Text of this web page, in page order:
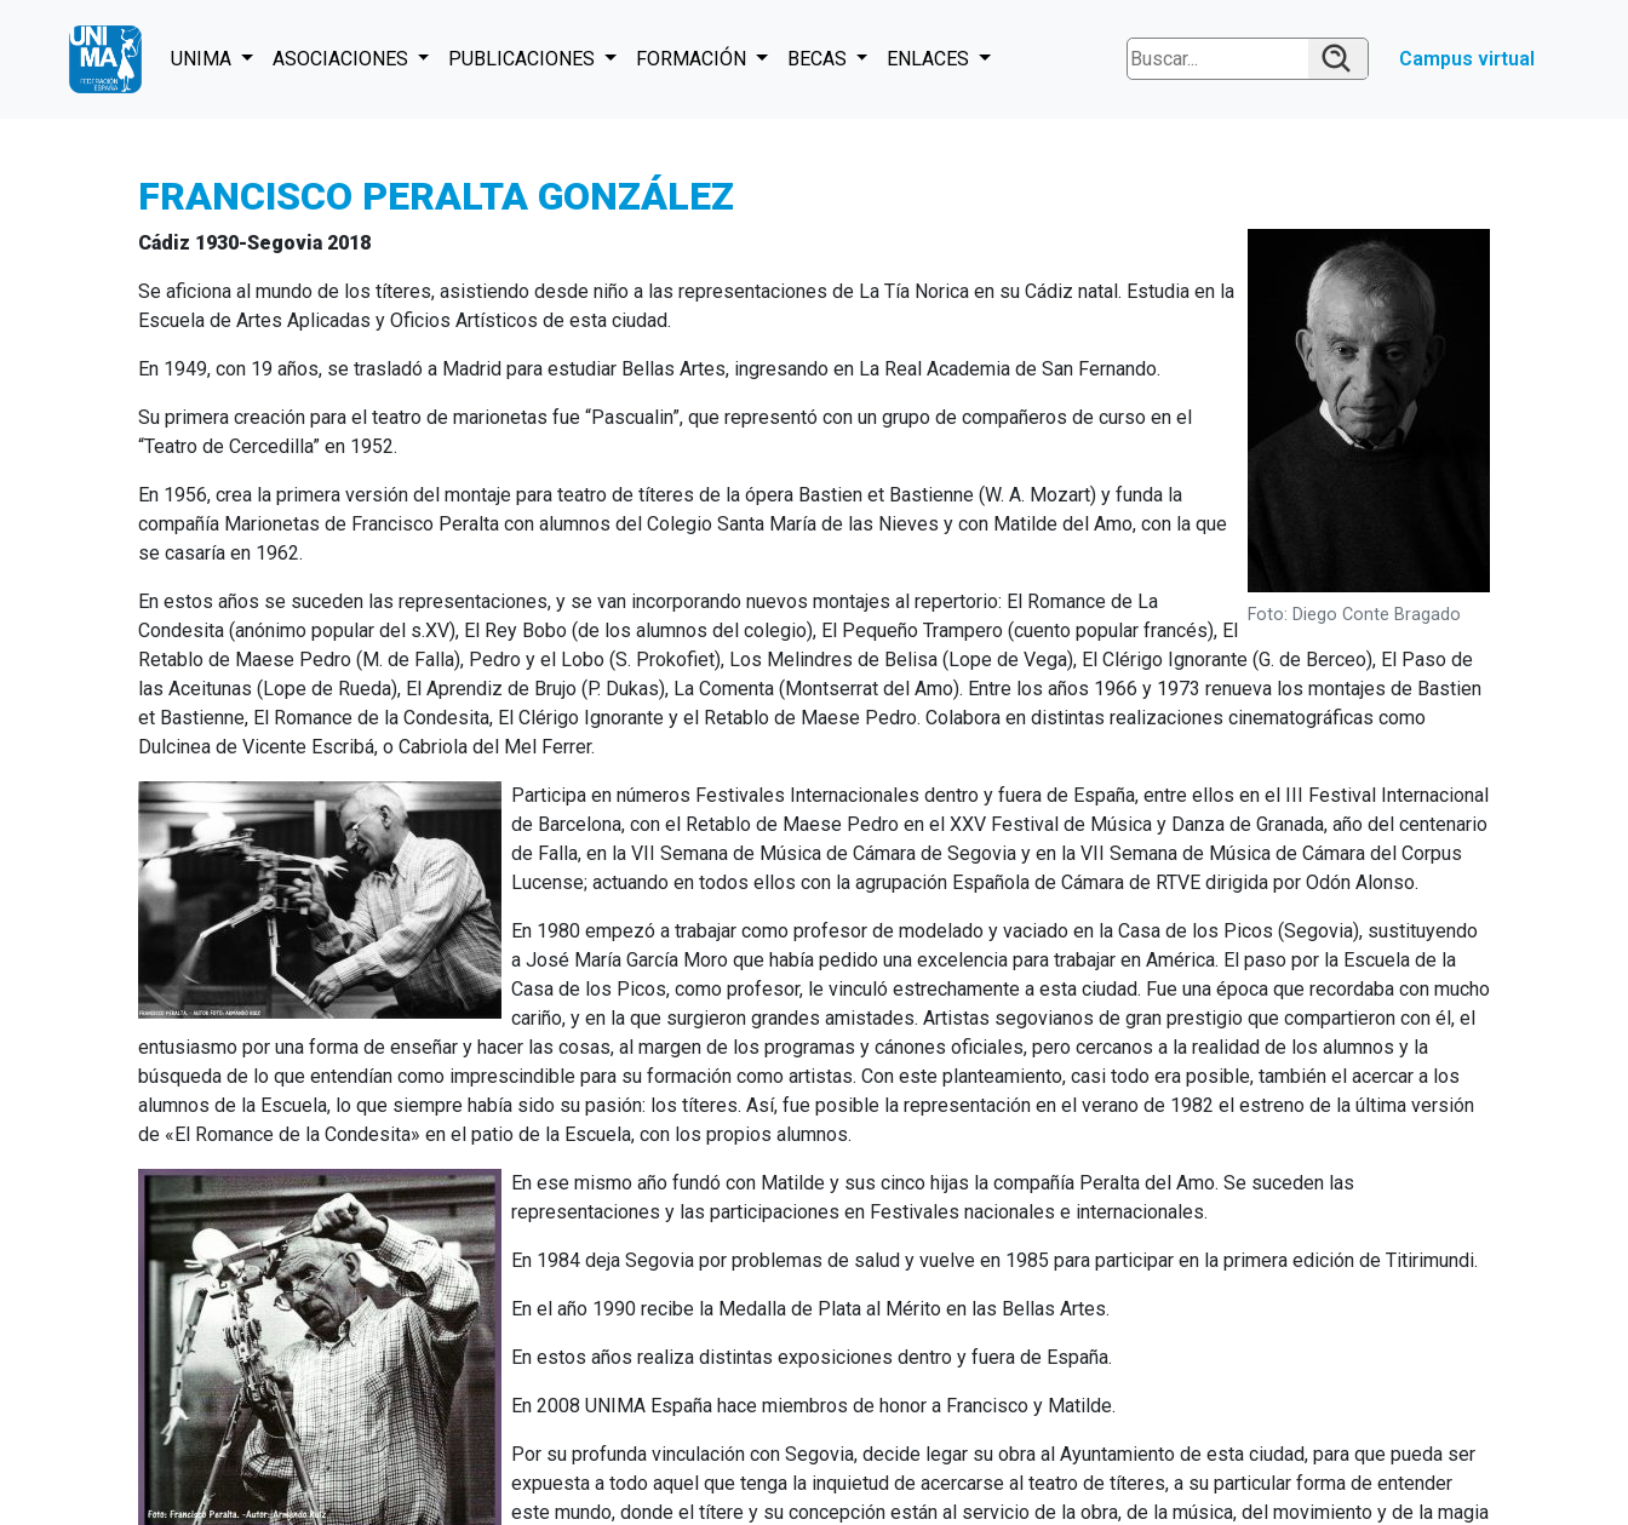
UNIMA ASOCIACIONES PUBLICACIONES FORMACIÓN BECAS ENLACES Campus virtual
FRANCISCO PERALTA GONZÁLEZ
Foto: Diego Conte Bragado
Cádiz 1930-Segovia 2018
Se aficiona al mundo de los títeres, asistiendo desde niño a las representaciones de La Tía Norica en su Cádiz natal. Estudia en la
Escuela de Artes Aplicadas y Oficios Artísticos de esta ciudad.
En 1949, con 19 años, se trasladó a Madrid para estudiar Bellas Artes, ingresando en La Real Academia de San Fernando.
Su primera creación para el teatro de marionetas fue “Pascualin”, que representó con un grupo de compañeros de curso en el
“Teatro de Cercedilla” en 1952.
En 1956, crea la primera versión del montaje para teatro de títeres de la ópera Bastien et Bastienne (W. A. Mozart) y funda la
compañía Marionetas de Francisco Peralta con alumnos del Colegio Santa María de las Nieves y con Matilde del Amo, con la que
se casaría en 1962.
En estos años se suceden las representaciones, y se van incorporando nuevos montajes al repertorio: El Romance de La
Condesita (anónimo popular del s.XV), El Rey Bobo (de los alumnos del colegio), El Pequeño Trampero (cuento popular francés), El
Retablo de Maese Pedro (M. de Falla), Pedro y el Lobo (S. Prokofiet), Los Melindres de Belisa (Lope de Vega), El Clérigo Ignorante (G. de Berceo), El Paso de
las Aceitunas (Lope de Rueda), El Aprendiz de Brujo (P. Dukas), La Comenta (Montserrat del Amo). Entre los años 1966 y 1973 renueva los montajes de Bastien
et Bastienne, El Romance de la Condesita, El Clérigo Ignorante y el Retablo de Maese Pedro. Colabora en distintas realizaciones cinematográficas como
Dulcinea de Vicente Escribá, o Cabriola del Mel Ferrer.
Participa en números Festivales Internacionales dentro y fuera de España, entre ellos en el III Festival Internacional
de Barcelona, con el Retablo de Maese Pedro en el XXV Festival de Música y Danza de Granada, año del centenario
de Falla, en la VII Semana de Música de Cámara de Segovia y en la VII Semana de Música de Cámara del Corpus
Lucense; actuando en todos ellos con la agrupación Española de Cámara de RTVE dirigida por Odón Alonso.
En 1980 empezó a trabajar como profesor de modelado y vaciado en la Casa de los Picos (Segovia), sustituyendo
a José María García Moro que había pedido una excelencia para trabajar en América. El paso por la Escuela de la
Casa de los Picos, como profesor, le vinculó estrechamente a esta ciudad. Fue una época que recordaba con mucho
cariño, y en la que surgieron grandes amistades. Artistas segovianos de gran prestigio que compartieron con él, el
entusiasmo por una forma de enseñar y hacer las cosas, al margen de los programas y cánones oficiales, pero cercanos a la realidad de los alumnos y la
búsqueda de lo que entendían como imprescindible para su formación como artistas. Con este planteamiento, casi todo era posible, también el acercar a los
alumnos de la Escuela, lo que siempre había sido su pasión: los títeres. Así, fue posible la representación en el verano de 1982 el estreno de la última versión
de «El Romance de la Condesita» en el patio de la Escuela, con los propios alumnos.
En ese mismo año fundó con Matilde y sus cinco hijas la compañía Peralta del Amo. Se suceden las
representaciones y las participaciones en Festivales nacionales e internacionales.
En 1984 deja Segovia por problemas de salud y vuelve en 1985 para participar en la primera edición de Titirimundi.
En el año 1990 recibe la Medalla de Plata al Mérito en las Bellas Artes.
En estos años realiza distintas exposiciones dentro y fuera de España.
En 2008 UNIMA España hace miembros de honor a Francisco y Matilde.
Por su profunda vinculación con Segovia, decide legar su obra al Ayuntamiento de esta ciudad, para que pueda ser
expuesta a todo aquel que tenga la inquietud de acercarse al teatro de títeres, a su particular forma de entender
este mundo, donde el títere y su concepción están al servicio de la obra, de la música, del movimiento y de la magia